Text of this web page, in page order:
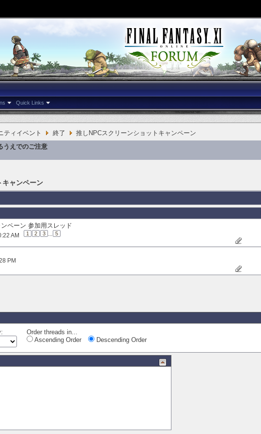
Quick Links
ティイベント 終了
推しNPCスクリーンショットキャンペーン
うえでのご注意
キャンペーン
ペーン 参加用スレッド
AM 1 2 3 ... 5
PM
Order threads in...
Ascending Order
Descending Order